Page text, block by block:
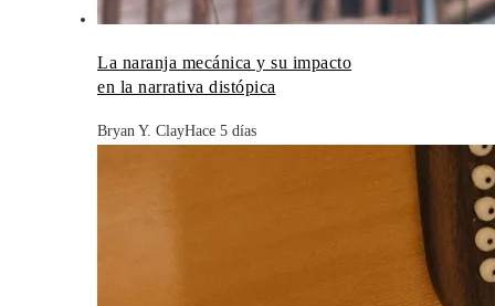
La naranja mecánica y su impacto
en la narrativa distópica
Bryan Y. ClayHace 5 días